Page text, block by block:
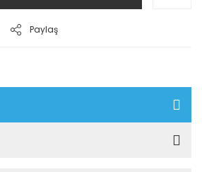
Paylaş